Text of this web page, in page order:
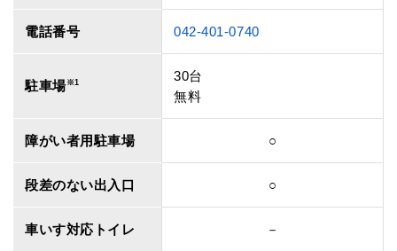
電話番号 042-401-0740
駐車場※1
30台
無料
障がい者用駐車場 ○
段差のない出入口 ○
車いす対応トイレ －